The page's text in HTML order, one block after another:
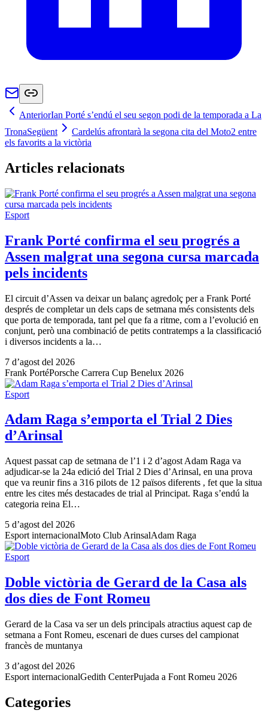
AnteriorIan Porté s’endú el seu segon podi de la temporada a La
TronaSegüent
Cardelús afrontarà la segona cita del Moto2 entre
els favorits a la victòria
Articles relacionats
Esport
Frank Porté confirma el seu progrés a
Assen malgrat una segona cursa marcada
pels incidents
El circuit d’Assen va deixar un balanç agredolç per a Frank Porté
després de completar un dels caps de setmana més consistents dels
que porta de temporada, tant pel que fa a ritme, com a l’evolució en
conjunt, però una combinació de petits contratemps a la classificació
i diversos incidents a la…
7 d’agost del 2026
Frank PortéPorsche Carrera Cup Benelux 2026
Esport
Adam Raga s’emporta el Trial 2 Dies
d’Arinsal
Aquest passat cap de setmana de l’1 i 2 d’agost Adam Raga va
adjudicar-se la 24a edició del Trial 2 Dies d’Arinsal, en una prova
que va reunir fins a 316 pilots de 12 països diferents , fet que la situa
entre les cites més destacades de trial al Principat. Raga s’endú la
categoria reina El…
5 d’agost del 2026
Esport internacionalMoto Club ArinsalAdam Raga
Esport
Doble victòria de Gerard de la Casa als
dos dies de Font Romeu
Gerard de la Casa va ser un dels principals atractius aquest cap de
setmana a Font Romeu, escenari de dues curses del campionat
francès de muntanya
3 d’agost del 2026
Esport internacionalGedith CenterPujada a Font Romeu 2026
Categories